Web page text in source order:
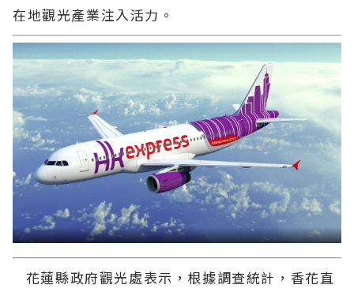
在地觀光產業注入活力。
花蓮縣政府觀光處表示，根據調查統計，香花直